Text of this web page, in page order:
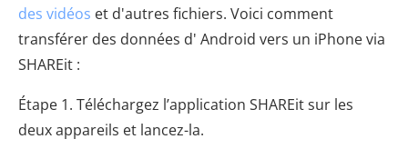
des vidéos et d'autres fichiers. Voici comment
transférer des données d' Android vers un iPhone via
SHAREit :
Étape 1. Téléchargez l’application SHAREit sur les
deux appareils et lancez-la.